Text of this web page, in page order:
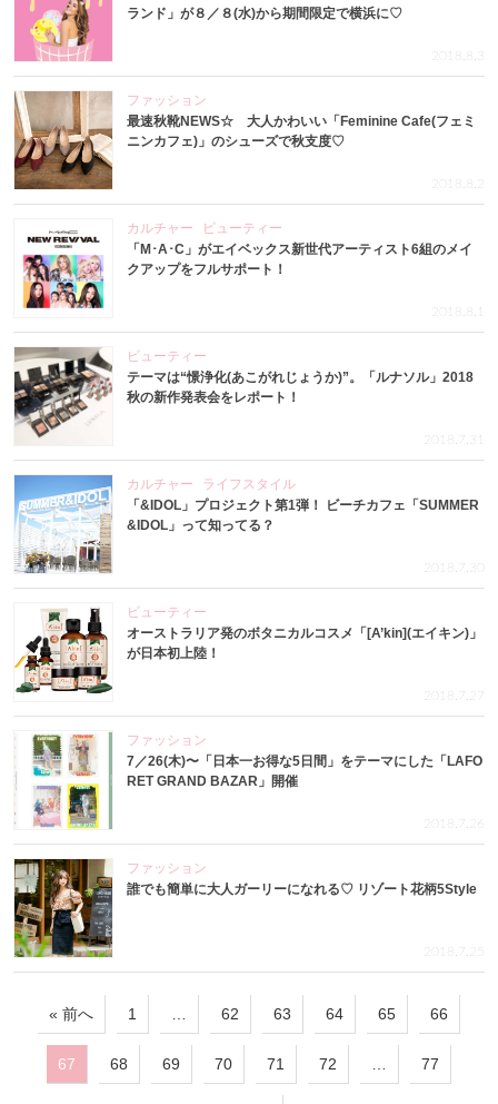
ランド」が８／８(水)から期間限定で横浜に♡
2018.8.3
ファッション
最速秋靴NEWS☆ 大人かわいい「Feminine Cafe(フェミ
ニンカフェ)」のシューズで秋支度♡
2018.8.2
カルチャー
ビューティー
「M･A･C」がエイベックス新世代アーティスト6組のメイ
クアップをフルサポート！
2018.8.1
ビューティー
テーマは“憬浄化(あこがれじょうか)”。「ルナソル」2018
秋の新作発表会をレポート！
2018.7.31
カルチャー
ライフスタイル
「&IDOL」プロジェクト第1弾！ ビーチカフェ「SUMMER
&IDOL」って知ってる？
2018.7.30
ビューティー
オーストラリア発のボタニカルコスメ「[A’kin](エイキン)」
が日本初上陸！
2018.7.27
ファッション
7／26(木)〜「日本一お得な5日間」をテーマにした「LAFO
RET GRAND BAZAR」開催
2018.7.26
ファッション
誰でも簡単に大人ガーリーになれる♡ リゾート花柄5Style
2018.7.25
« 前へ 1 62 63 64 65 66
67 68 69 70 71 72 77